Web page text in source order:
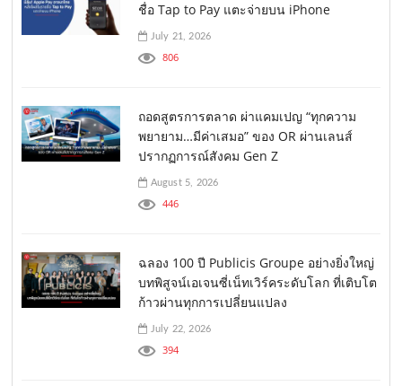
ชื่อ Tap to Pay แตะจ่ายบน iPhone
July 21, 2026
806
ถอดสูตรการตลาด ผ่าแคมเปญ “ทุกความ
พยายาม…มีค่าเสมอ” ของ OR ผ่านเลนส์
ปรากฏการณ์สังคม Gen Z
August 5, 2026
446
ฉลอง 100 ปี Publicis Groupe อย่างยิ่งใหญ่
บทพิสูจน์เอเจนซี่เน็ทเวิร์คระดับโลก ที่เติบโต
ก้าวผ่านทุกการเปลี่ยนแปลง
July 22, 2026
394